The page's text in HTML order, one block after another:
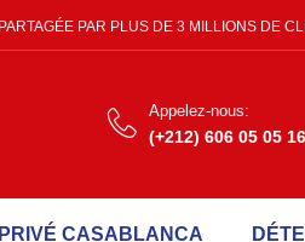
PAR PLUS DE 3 MILLIONS DE
Appelez-nous:
(+212) 606 05 05 16
CASABLANCA